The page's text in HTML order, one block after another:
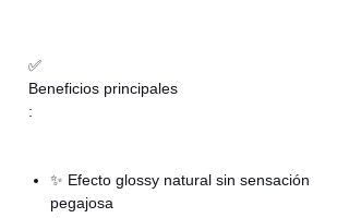
✅
Beneficios principales
:
✨ Efecto glossy natural sin sensación
pegajosa